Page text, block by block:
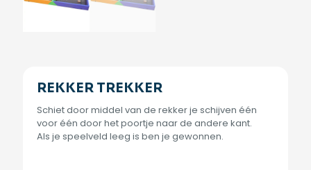
REKKER TREKKER
Schiet door middel van de rekker je schijven één
voor één door het poortje naar de andere kant.
Als je speelveld leeg is ben je gewonnen.